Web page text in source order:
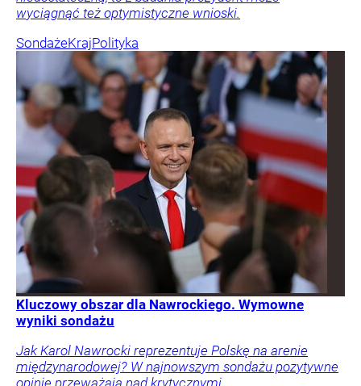
wyciągnąć też optymistyczne wnioski.
SondażeKrajPolityka
Kluczowy obszar dla Nawrockiego. Wymowne
wyniki sondażu
Jak Karol Nawrocki reprezentuje Polskę na arenie
międzynarodowej? W najnowszym sondażu pozytywne